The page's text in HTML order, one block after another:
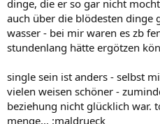
dinge, die er so gar nicht
auch über die blödesten dinge
wasser - bei mir waren es zb
stundenlang hätte ergötzen
single sein ist anders - selbst
vielen weisen schöner -
beziehung nicht glücklich war.
menge... :maldrueck